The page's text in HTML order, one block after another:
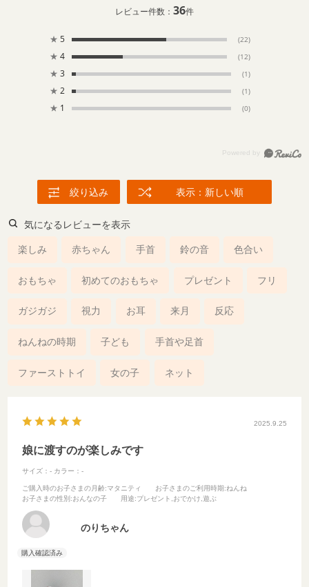
レビュー件数： 36件
★ 5 (22)
★ 4 (12)
★ 3 (1)
★ 2 (1)
★ 1 (0)
絞り込み 表示：新しい順
気になるレビューを表示
楽しみ 赤ちゃん 手首 鈴の音 色合い
おもちゃ 初めてのおもちゃ プレゼント フリ
ガジガジ 視力 お耳 来月 反応
ねんねの時期 子ども 手首や足首
ファーストトイ 女の子 ネット
2025.9.25
娘に渡すのが楽しみです
サイズ：- カラー：-
ご購入時のお子さまの月齢:マタニティ お子さまのご利用時期:ねんね
お子さまの性別 :おんなの子 用途:プレゼント,おでかけ,遊ぶ
のりちゃん